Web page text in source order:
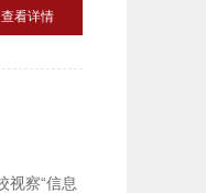
查看详情
视察“信息